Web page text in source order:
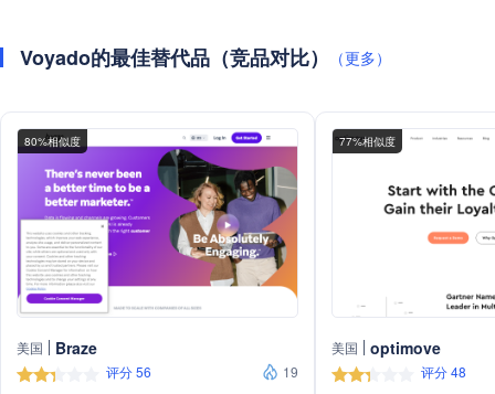
Voyado的最佳替代品（竞品对比） （更多）
80%相似度
美国 Braze
评分 56
19
77%相似度
美国 optimove
评分 48